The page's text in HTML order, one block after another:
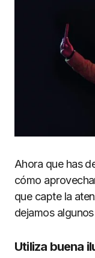
Ahora que has
cómo
que capte la
dejamos
Utiliza buena